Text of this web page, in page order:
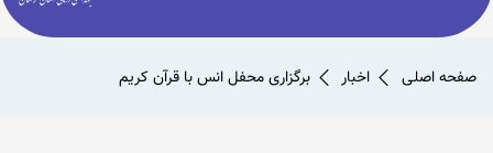
صفحه اصلی اخبار برگزاری محفل انس با قرآن کریم